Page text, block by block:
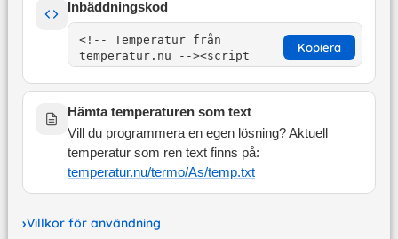
Inbäddningskod
Kopiera
Hämta temperaturen som text
Vill du programmera en egen lösning? Aktuell
temperatur som ren text finns på:
temperatur.nu/termo/As/temp.txt
Villkor för användning